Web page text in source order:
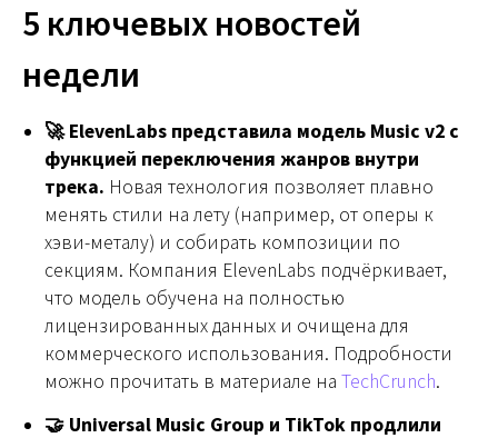
5 ключевых новостей
недели
🚀 ElevenLabs представила модель Music v2 с
функцией переключения жанров внутри
трека. Новая технология позволяет плавно
менять стили на лету (например, от оперы к
хэви-металу) и собирать композиции по
секциям. Компания ElevenLabs подчёркивает,
что модель обучена на полностью
лицензированных данных и очищена для
коммерческого использования. Подробности
можно прочитать в материале на TechCrunch.
🤝 Universal Music Group и TikTok продлили